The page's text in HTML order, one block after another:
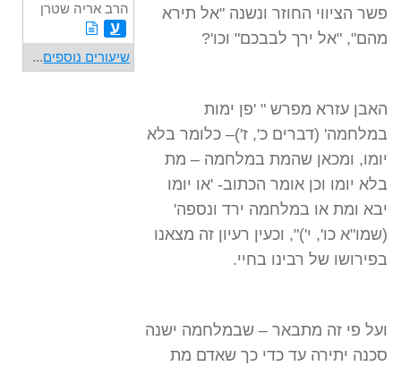
פשר הציווי החוזר ונשנה "אל תירא
מהם", "אל ירך לבבכם" וכו'?
האבן עזרא מפרש " 'פן ימות
במלחמה' (דברים כ', ז')– כלומר בלא
יומו, ומכאן שהמת במלחמה – מת
בלא יומו וכן אומר הכתוב- 'או יומו
יבא ומת או במלחמה ירד ונספה'
(שמו"א כו', י')", וכעין רעיון זה מצאנו
בפירושו של רבינו בחיי.
ועל פי זה מתבאר – שבמלחמה ישנה
סכנה יתירה עד כדי כך שאדם מת
הרב אריה שטרן
ע
שיעורים נוספים...